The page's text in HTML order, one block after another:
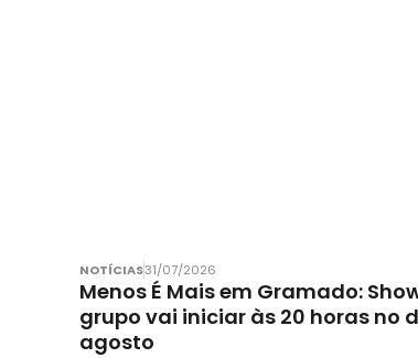
NOTÍCIAS31/07/2026
Menos É Mais em Gramado:
grupo vai iniciar às 20 horas no
agosto